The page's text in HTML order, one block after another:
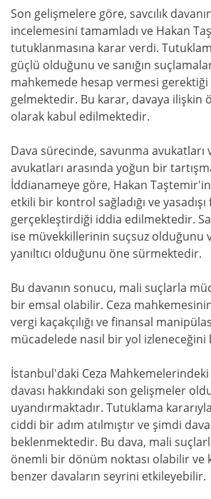
Son gelişmelere göre, savcılık
incelemesini tamamladı ve Hakan
tutuklanmasına karar verdi.
güçlü olduğunu ve sanığın
mahkemede hesap vermesi gerektiği
gelmektedir. Bu karar, davaya ilişkin
olarak kabul edilmektedir.
Dava sürecinde, savunma avukatları
avukatları arasında yoğun bir
İddianameye göre, Hakan
etkili bir kontrol sağladığı ve
gerçekleştirdiği iddia edilmektedir.
ise müvekkillerinin suçsuz olduğunu
yanıltıcı olduğunu öne sürmektedir.
Bu davanın sonucu, mali suçlarla
bir emsal olabilir. Ceza
vergi kaçakçılığı ve finansal
mücadelede nasıl bir yol
İstanbul'daki Ceza
davası hakkındaki son gelişmeler
uyandırmaktadır. Tutuklama
ciddi bir adım atılmıştır ve şimdi
beklenmektedir. Bu dava, mali
önemli bir dönüm noktası olabilir ve
benzer davaların seyrini etkileyebilir.